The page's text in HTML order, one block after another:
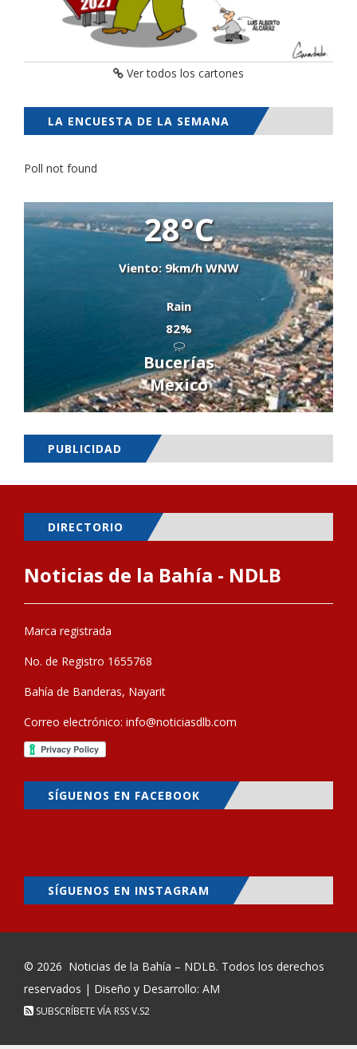
Ver todos los cartones
LA ENCUESTA DE LA SEMANA
Poll not found
28°C
Viento: 9km/h WNW
Rain
82%
Bucerías
Mexico
PUBLICIDAD
DIRECTORIO
Noticias de la Bahía - NDLB
Marca registrada
No. de Registro 1655768
Bahía de Banderas, Nayarit
Correo electrónico: info@noticiasdlb.com
SÍGUENOS EN FACEBOOK
SÍGUENOS EN INSTAGRAM
© 2026 Noticias de la Bahía – NDLB. Todos los derechos
reservados | Diseño y Desarrollo: AM
SUBSCRÍBETE VÍA RSSV.S2